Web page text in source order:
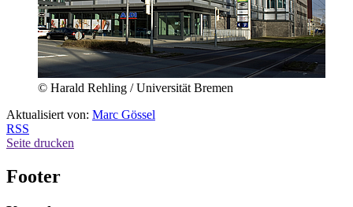
© Harald Rehling / Universität Bremen
Aktualisiert von: Marc Gössel
RSS
Seite drucken
Footer